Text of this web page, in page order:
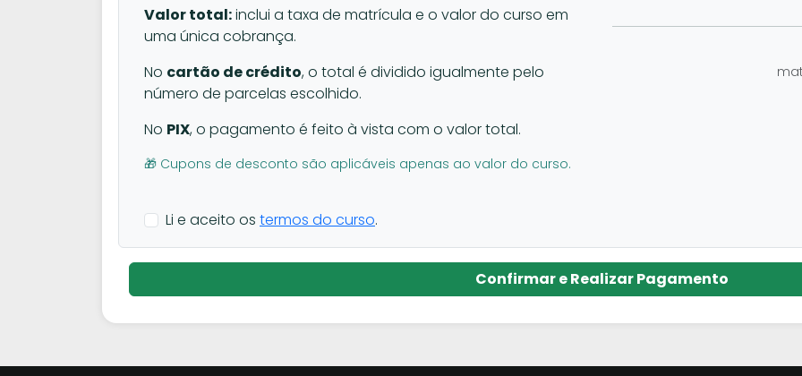
Valor total:inclui a taxa de matrícula e o valor do curso em
uma única cobrança.
No cartão de crédito, o total é dividido igualmente pelo
número de parcelas escolhido.
No PIX, o pagamento é feito à vista com o valor total.
🎁 Cupons de desconto são aplicáveis apenas ao valor do curso.
Li e aceito os termos do curso.
Confirmar e Realizar Pagamento